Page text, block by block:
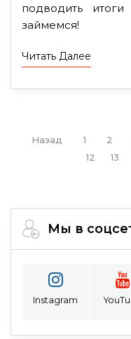
подводить
займемся!
Читать Далее
Назад 1 2
12
13
Мы в
Instagram